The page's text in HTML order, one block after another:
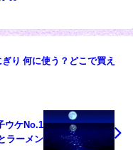
り 何に使う？どこで買え
ウケNo.1
ラーメン